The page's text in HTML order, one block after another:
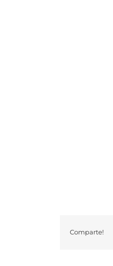
Comparte!